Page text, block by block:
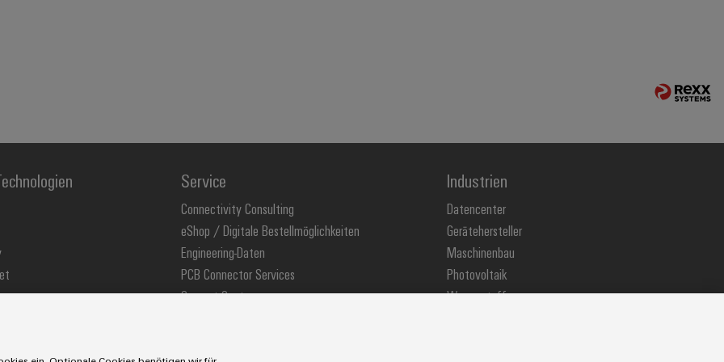
Service
Connectivity Consulting
eShop / Digitale Bestellmöglichkeiten
Engineering-Daten
PCB Connector Services
Support Center
Industrien
Datencenter
Gerätehersteller
Maschinenbau
Photovoltaik
Wasserstoff